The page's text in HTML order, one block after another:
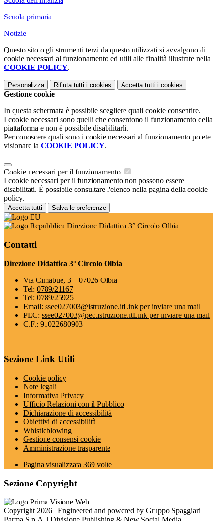
Scuola primaria
Notizie
Questo sito o gli strumenti terzi da questo utilizzati si avvalgono di
cookie necessari al funzionamento ed utili alle finalità illustrate nella
COOKIE POLICY.
Personalizza Rifiuta tutti i cookies Accetta tutti i cookies
Gestione cookie
In questa schermata è possibile scegliere quali cookie consentire.
I cookie necessari sono quelli che consentono il funzionamento della
piattaforma e non è possibile disabilitarli.
Per conoscere quali sono i cookie necessari al funzionamento potete
visionare la COOKIE POLICY.
Cookie necessari per il funzionamento
I cookie necessari per il funzionamento non possono essere
disabilitati. È possibile consultare l'elenco nella pagina della cookie
policy.
Accetta tutti Salva le preferenze
Direzione Didattica 3° Circolo Olbia
Contatti
Direzione Didattica 3° Circolo Olbia
Via Cimabue, 3 – 07026 Olbia
Tel: 0789/21167
Tel: 0789/25925
Email: ssee027003@istruzione.itLink per inviare una mail
PEC: ssee027003@pec.istruzione.itLink per inviare una mail
C.F.: 91022680903
Sezione Link Utili
Cookie policy
Note legali
Informativa Privacy
Ufficio Relazioni con il Pubblico
Dichiarazione di accessibilità
Obiettivi di accessibilità
Whistleblowing
Gestione consensi cookie
Amministrazione trasparente
Pagina visualizzata 369 volte
Sezione Copyright
Copyright 2026 | Engineered and powered by Gruppo Spaggiari